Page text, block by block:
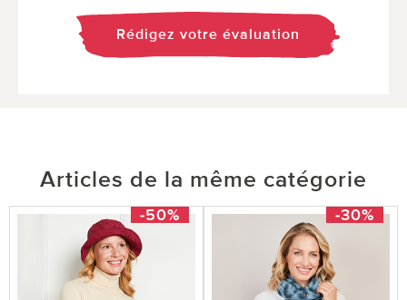
Rédigez votre évaluation
Articles de la même catégorie
-50% -30%